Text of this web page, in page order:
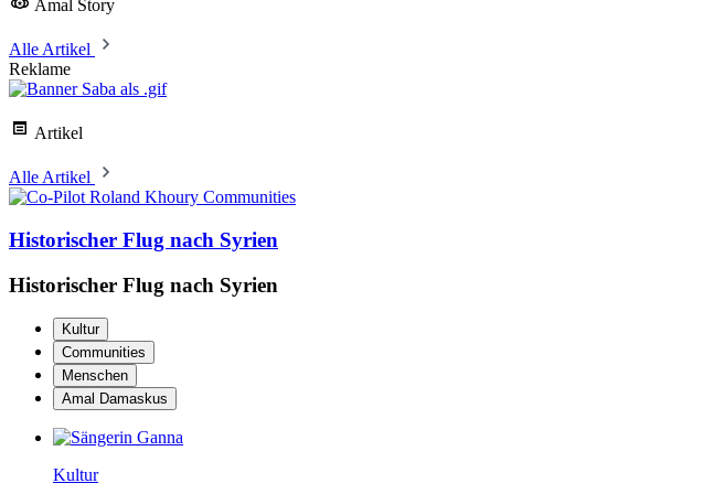
Amal Story
Alle Artikel
Reklame
Artikel
Alle Artikel
Communities
Historischer Flug nach Syrien
Historischer Flug nach Syrien
Kultur
Communities
Menschen
Amal Damaskus
Kultur